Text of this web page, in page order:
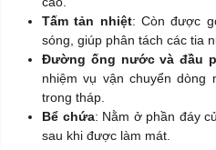
Tấm tản nhiệt: Còn được
sóng, giúp phân tách các tia
Đường ống nước và đầu
nhiệm vụ vận chuyển
trong tháp.
Bể chứa: Nằm ở phần đáy
sau khi được làm mát.